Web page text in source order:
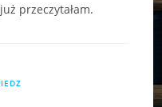
przeczytałam.